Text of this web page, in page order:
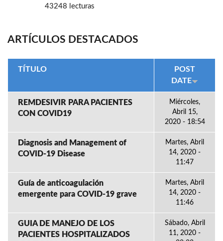
43248 lecturas
ARTÍCULOS DESTACADOS
TÍTULO
POST
DATE
REMDESIVIR PARA PACIENTES
CON COVID19
Miércoles,
Abril 15,
2020 - 18:54
Diagnosis and Management of
COVID-19 Disease
Martes, Abril
14, 2020 -
11:47
Guía de anticoagulación
emergente para COVID-19 grave
Martes, Abril
14, 2020 -
11:46
GUIA DE MANEJO DE LOS
PACIENTES HOSPITALIZADOS
Sábado, Abril
11, 2020 -